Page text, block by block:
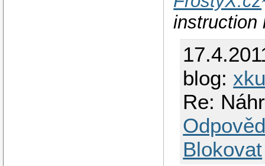
instruction
blog:
Re:
Blokovat